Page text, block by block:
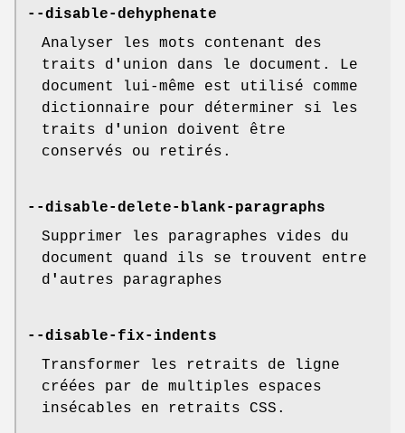
--disable-dehyphenate
Analyser les mots contenant des
traits d ' union dans le document. Le
document lui-même est utilisé comme
dictionnaire pour déterminer si les
traits d ' union doivent être
conservés ou retirés.
--disable-delete-blank-paragraphs
Supprimer les paragraphes vides du
document quand ils se trouvent entre
d ' autres paragraphes
--disable-fix-indents
Transformer les retraits de ligne
créées par de multiples espaces
insécables en retraits CSS.